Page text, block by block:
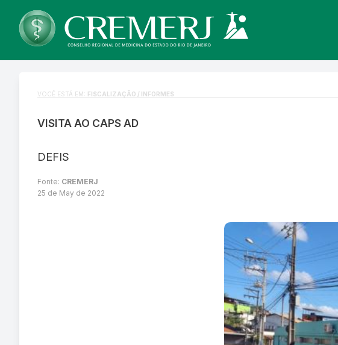
VOCÊ ESTÁ EM: FISCALIZAÇÃO / INFORMES
VISITA AO CAPS AD
DEFIS
Fonte: CREMERJ
25 de May de 2022